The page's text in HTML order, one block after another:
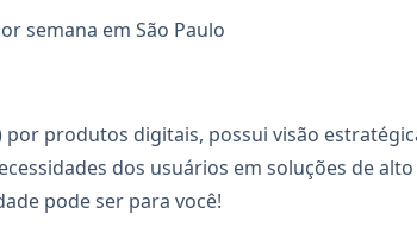
semana em São Paulo
por produtos digitais, possui visão
dos usuários em soluções de alto
pode ser para você!